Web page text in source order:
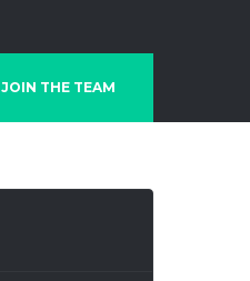
JOIN THE TEAM